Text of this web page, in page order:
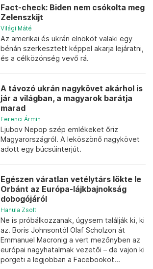
Fact-check: Biden nem csókolta meg
Zelenszkijt
Világi Máté
Az amerikai és ukrán elnököt valaki egy
bénán szerkesztett képpel akarja lejáratni,
és a célközönség vevő rá.
A távozó ukrán nagykövet akárhol is
jár a világban, a magyarok barátja
marad
Ferenci Ármin
Ljubov Nepop szép emlékeket őriz
Magyarországról. A leköszönő nagykövet
adott egy búcsúinterjút.
Egészen váratlan vetélytárs lökte le
Orbánt az Európa-lájkbajnokság
dobogójáról
Hanula Zsolt
Ne is próbálkozzanak, úgysem találják ki, ki
az. Boris Johnsontól Olaf Scholzon át
Emmanuel Macronig a vert mezőnyben az
európai nagyhatalmak vezetői – de vajon ki
pörgeti a legjobban a Facebookot...